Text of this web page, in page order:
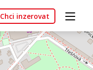
Chci inzerovat